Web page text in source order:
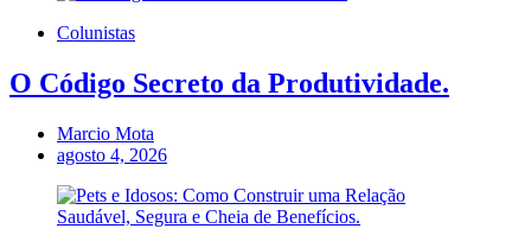
Colunistas
O Código Secreto da Produtividade.
Marcio Mota
agosto 4, 2026